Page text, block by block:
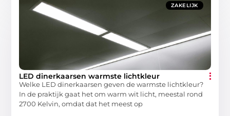
ZAKELIJK
LED dinerkaarsen warmste lichtkleur
Welke LED dinerkaarsen geven de warmste lichtkleur?
In de praktijk gaat het om warm wit licht, meestal rond
2700 Kelvin, omdat dat het meest op